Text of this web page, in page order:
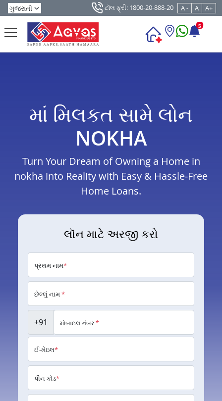
ટૉલ ફ્રી: 1800-20-888-20 A - A A+
5
માં મિલકત સામે લોન
NOKHA
Turn Your Dream of Owning a Home in
nokha into Reality with Easy & Hassle-Free
Home Loans.
લૉન માટે અરજી કરો
પ્રથમ નામ*
છેલ્લું નામ*
+91 મોબાઇલ નંબર*
ઈ-મેઇલ*
પીન કોડ*